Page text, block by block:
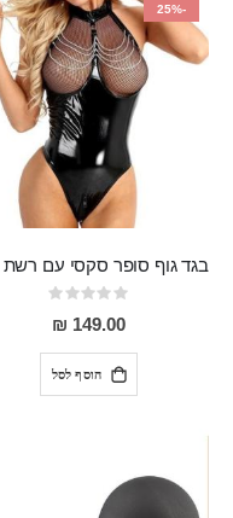
-25%
Rating:
0%
149.00 ₪
הוסף לסל